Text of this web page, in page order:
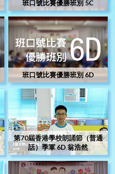
班口號比賽優勝班別 5C
班口號比賽優勝班別 6D
第70屆香港學校朗誦節（普通
話）季軍 6D 翁浩然